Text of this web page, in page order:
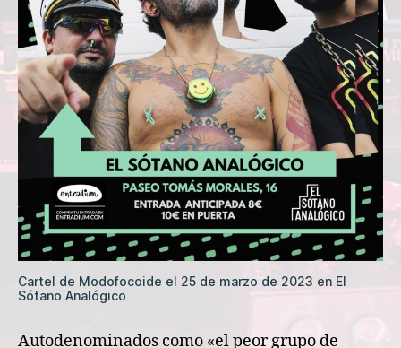
Cartel de Modofocoide el 25 de marzo de 2023 en El
Sótano Analógico
Autodenominados como «el peor grupo de